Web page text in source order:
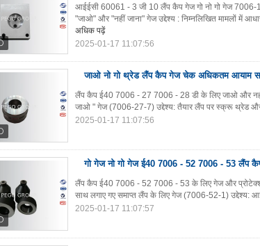
आईईसी 60061 - 3 जी 10 लैंप कैप गेज गो नो गो गेज
"जाओ" और "नहीं जाना" गेज उद्देश्य : निम्नलिखित मामलों में
अधिक पढ़ें
2025-01-17 11:07:56
जाओ नो गो थ्रेड लैंप कैप गेज चेक अधिकतम आयाम
लैंप कैप ई40 7006 - 27 7006 - 28 डी के लिए जाओ और
जाओ " गेज (7006-27-7) उद्देश्य: तैयार लैंप पर स्क्रू थ्रेड
2025-01-17 11:07:56
गो गेज नो गो गेज ई40 7006 - 52 7006 - 53 लैंप
लैंप कैप ई40 7006 - 52 7006 - 53 के लिए गेज और
साथ लगाए गए समाप्त लैंप के लिए गेज (7006-52-1) उद्देश्य:
2025-01-17 11:07:57